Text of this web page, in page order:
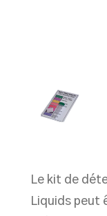
Le kit de
Liquids peut